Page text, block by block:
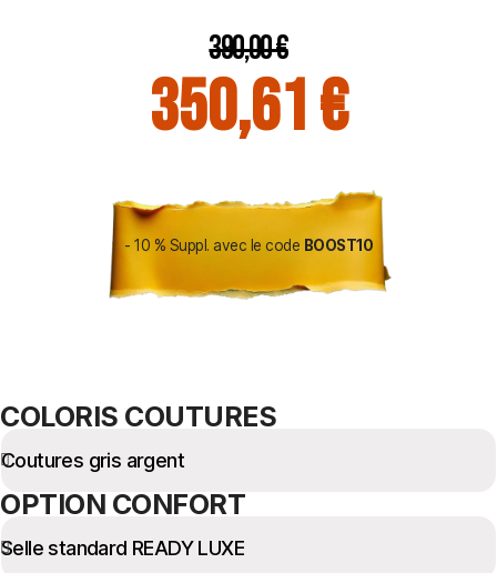
390,00 €
350,61 €
- 10 % Suppl. avec le code BOOST10
COLORIS COUTURES
OPTION CONFORT